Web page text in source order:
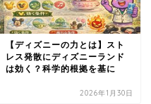
【ディズニーの力とは】スト
レス発散にディズニーランド
は効く？科学的根拠を基に
2026年1月30日